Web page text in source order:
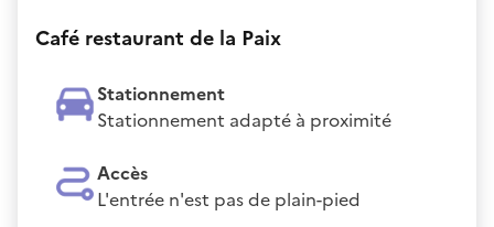
Café restaurant de la Paix
Stationnement
Stationnement adapté à proximité
Accès
L'entrée n'est pas de plain-pied